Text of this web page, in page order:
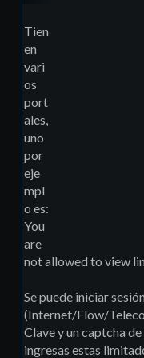
Tien
en
vari
os
port
ales,
uno
por
eje
mpl
o es:
You
are
not allowed to view
Se puede iniciar
(Internet/Flow/
Clave y un captcha
ingresas estas